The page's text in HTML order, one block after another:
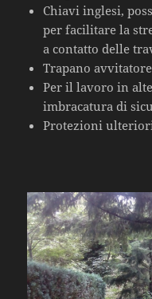
Chiavi inglesi,
per facilitare la
a contatto delle
Trapano avvitatore
Per il lavoro in
imbracatura di
Protezioni